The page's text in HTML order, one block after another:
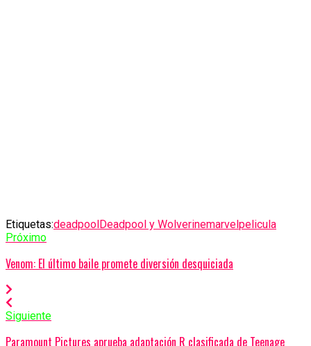
Etiquetas:deadpoolDeadpool y Wolverinemarvelpelicula
Próximo
Venom: El último baile promete diversión desquiciada
Siguiente
Paramount Pictures aprueba adaptación R clasificada de Teenage